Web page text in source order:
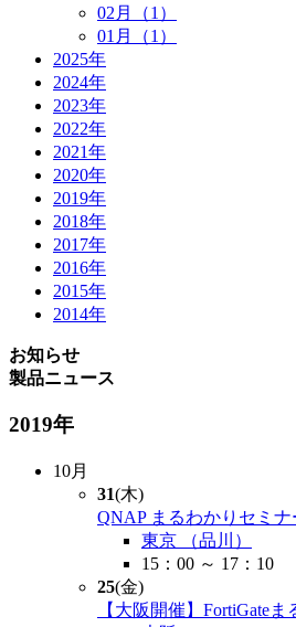
02月（1）
01月（1）
2025年
2024年
2023年
2022年
2021年
2020年
2019年
2018年
2017年
2016年
2015年
2014年
お知らせ
製品ニュース
2019年
10月
31(木)
QNAP まるわかりセミ
東京 （品川）
15：00 ～ 17：10
25(金)
【大阪開催】FortiGate